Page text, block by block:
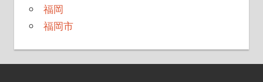
福岡
福岡市